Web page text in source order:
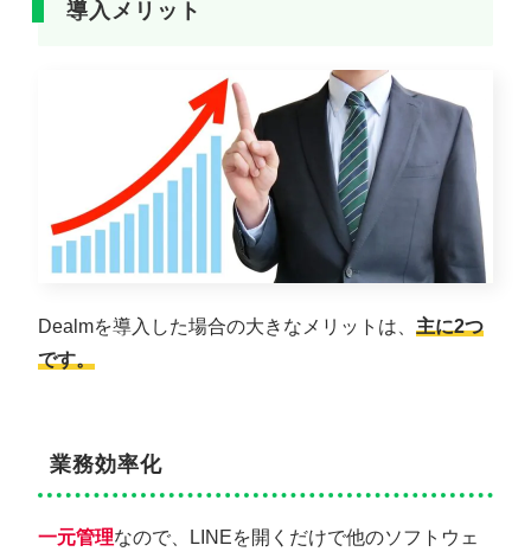
導入メリット
Dealmを導入した場合の大きなメリットは、 主に2つ
です。
業務効率化
一元管理なので、LINEを開くだけで他のソフトウェ